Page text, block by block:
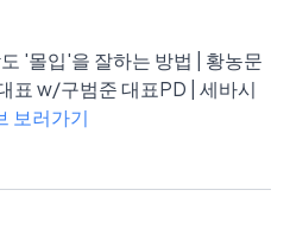
'몰입'을 잘하는 방법 | 황농문
표 w/구범준 대표PD | 세바시
보러가기